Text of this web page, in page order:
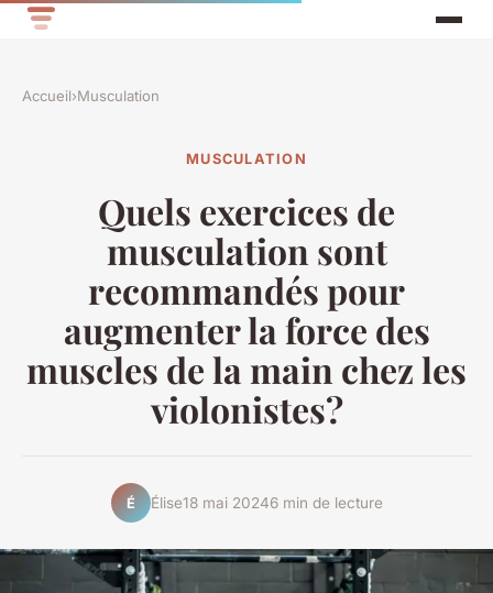
Accueil›Musculation
MUSCULATION
Quels exercices de
musculation sont
recommandés pour
augmenter la force des
muscles de la main chez les
violonistes?
É Élise18 mai 20246 min de lecture